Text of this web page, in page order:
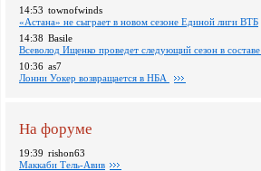
14:53 townofwinds
«Астана» не сыграет в новом сезоне Единой лиги ВТБ
14:38 Basile
Всеволод Ищенко проведет следующий сезон в
10:36 as7
Лонни Уокер возвращается в НБА
На форуме
19:39 rishon63
Маккаби Тель-Авив